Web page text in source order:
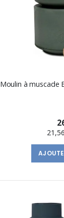
Moulin à muscade